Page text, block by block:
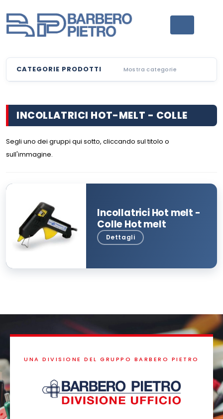
CATEGORIE PRODOTTI Mostra categorie
INCOLLATRICI HOT-MELT - COLLE
Segli uno dei gruppi qui sotto, cliccando sul titolo o
sull'immagine.
Incollatrici Hot melt -
Colle Hot melt
UNA DIVISIONE DEL GRUPPO BARBERO PIETRO